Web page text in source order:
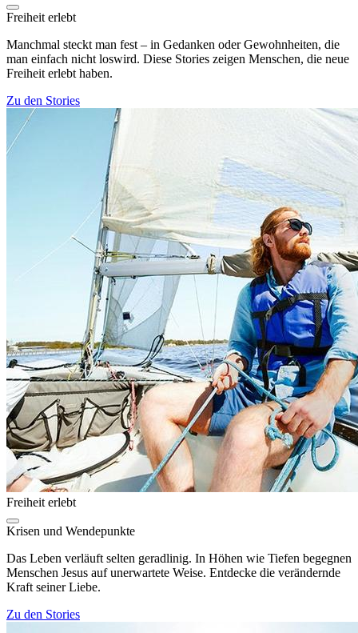
Freiheit erlebt
Manchmal steckt man fest – in Gedanken oder Gewohnheiten, die
man einfach nicht loswird. Diese Stories zeigen Menschen, die neue
Freiheit erlebt haben.
Zu den Stories
Freiheit erlebt
Krisen und Wendepunkte
Das Leben verläuft selten geradlinig. In Höhen wie Tiefen begegnen
Menschen Jesus auf unerwartete Weise. Entdecke die verändernde
Kraft seiner Liebe.
Zu den Stories